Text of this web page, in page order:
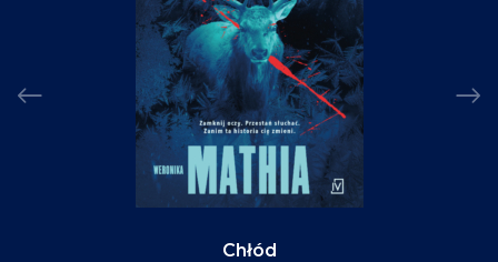
Chłód